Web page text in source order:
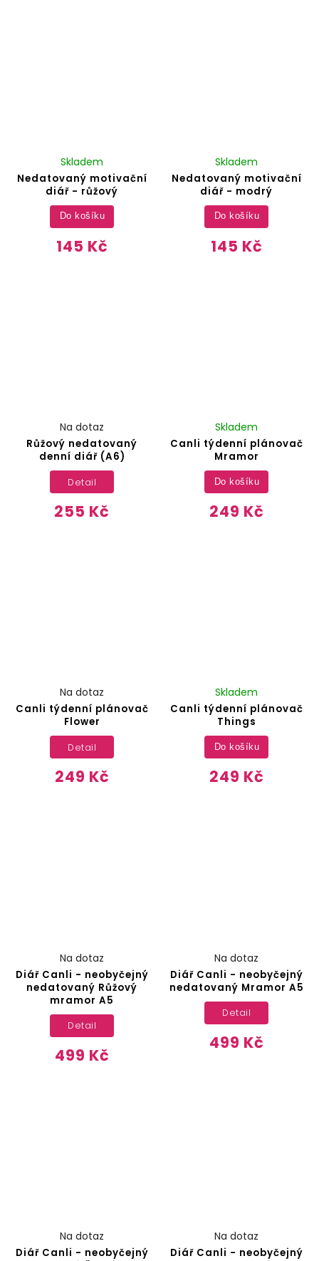
Nedatovaný motivační
diář - růžový
Skladem
145 Kč
Do košíku
Nedatovaný motivační
diář - modrý
Skladem
145 Kč
Do košíku
Růžový nedatovaný
denní diář (A6)
Na dotaz
255 Kč
Detail
Canli týdenní plánovač
Mramor
Skladem
249 Kč
Do košíku
Canli týdenní plánovač
Flower
Na dotaz
249 Kč
Detail
Canli týdenní plánovač
Things
Skladem
249 Kč
Do košíku
Diář Canli - neobyčejný
nedatovaný Růžový
mramor A5
Na dotaz
499 Kč
Detail
Diář Canli - neobyčejný
nedatovaný Mramor A5
Na dotaz
499 Kč
Detail
Diář Canli - neobyčejný
Na dotaz
Diář Canli - neobyčejný
Na dotaz